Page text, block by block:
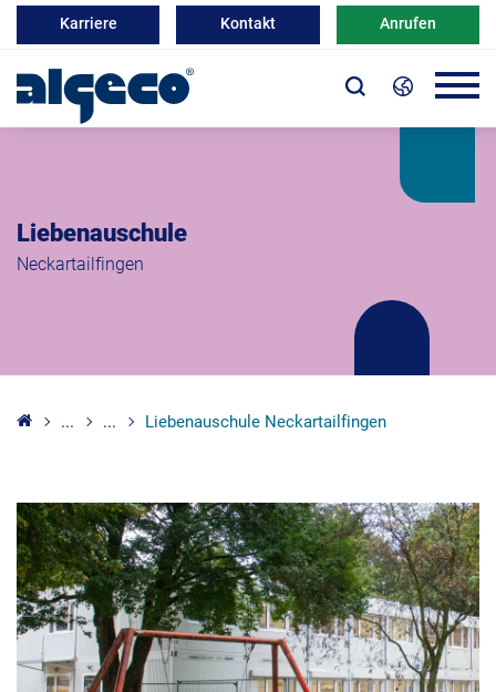
Karriere Kontakt Anrufen
Liebenauschule
Neckartailfingen
... ... Liebenauschule Neckartailfingen